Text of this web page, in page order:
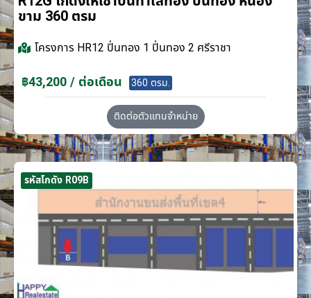
ขาม 360 ตรม
โครงการ HR12 ปิ่นทอง 1 ปิ่นทอง 2 ศรีราชา
฿43,200 / ต่อเดือน 360 ตรม.
ติดต่อตัวแทนจำหน่าย
รหัสโกดัง R09B